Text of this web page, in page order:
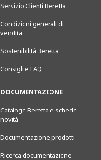
Servizio Clienti Beretta
Condizioni generali di
vendita
Sostenibilità Beretta
Consigli e FAQ
DOCUMENTAZIONE
Catalogo Beretta e schede
novità
Documentazione prodotti
Ricerca documentazione